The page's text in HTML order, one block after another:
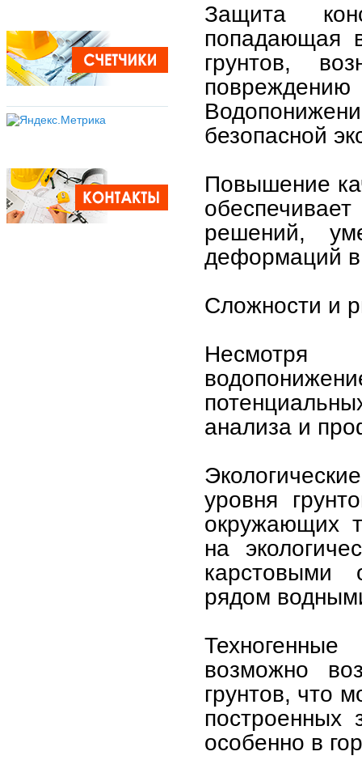
Защита
попадающая
грунтов,
безопасной
Повышение
решений,
деформаций в
Сложности и
Несмотря
анализа и
уровня
окружающих
на
карстовыми
рядом
возможно
грунтов, что
построенных
особенно в